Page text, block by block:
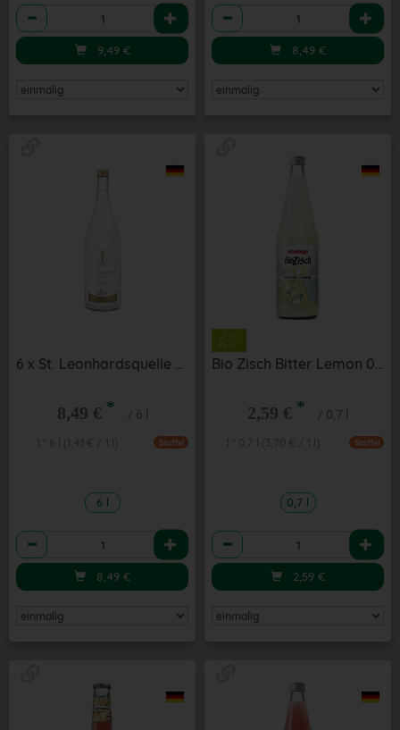
Anzahl
9,49 €
Anzahl
8,49 €
6 x St. Leonhardsquelle still 1 l
8,49 € * / 6 l
Staffel
6 l
Anzahl
8,49 €
Bio Zisch Bitter Lemon 0,7 l
2,59 € * / 0,7 l
Staffel
0,7 l
Anzahl
2,59 €